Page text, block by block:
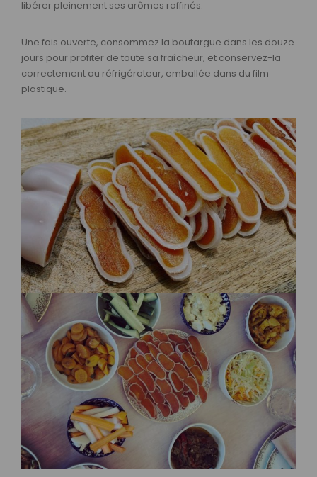
libérer pleinement ses arômes raffinés.
Une fois ouverte, consommez la boutargue dans les douze
jours pour profiter de toute sa fraîcheur, et conservez-la
correctement au réfrigérateur, emballée dans du film
plastique.